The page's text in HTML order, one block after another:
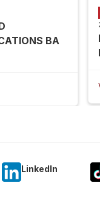
BA
Linkedln